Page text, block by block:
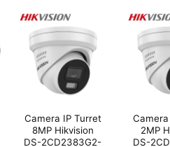
Camera IP Turret
8MP Hikvision
DS-2CD2383G2-
2MP
DS-